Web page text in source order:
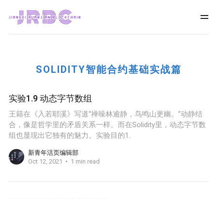
SOLIDITY智能合约基础实战篇
实验1.9 动态字节数组
王籍在《入若耶溪》写道“禅噪林逾静，鸟鸣山更幽。”动静结
合，像是哲学里的矛盾关系一样。而在Solidity里，动态字节数
组也显现出它独有的魅力。实验目的1.
新青年活页编辑部
Oct 12, 2021
1 min read